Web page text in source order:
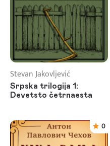
Stevan Jakovljević
Srpska trilogija 1:
Devetsto četrnaesta
0